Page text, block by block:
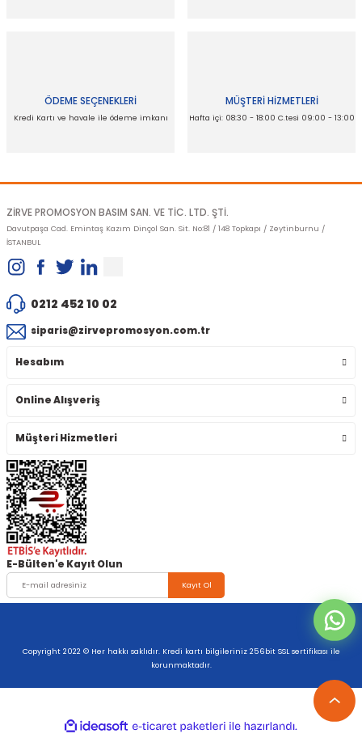
ÖDEME SEÇENEKLERİ
Kredi Kartı ve havale ile ödeme imkanı
MÜŞTERİ HİZMETLERİ
Hafta içi: 08:30 - 18:00 C.tesi 09:00 - 13:00
ZİRVE PROMOSYON BASIM SAN. VE TİC. LTD. ŞTİ.
Davutpaşa Cad. Emintaş Kazım Dinçol San. Sit. No:81 / 148 Topkapı / Zeytinburnu /
İSTANBUL
0212 452 10 02
siparis@zirvepromosyon.com.tr
Hesabım
Online Alışveriş
Müşteri Hizmetleri
E-Bülten'e Kayıt Olun
Kayıt Ol
Copyright 2022 © Her hakkı saklıdır. Kredi kartı bilgileriniz 256bit SSL sertifikası ile
korunmaktadır.
ideasoft
e-